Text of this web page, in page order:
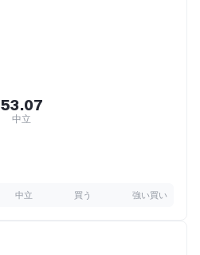
53.07
中立
中立 買う 強い買い